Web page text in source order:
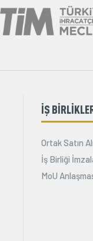
İŞ
Ortak Satın
İş Birliği
MoU